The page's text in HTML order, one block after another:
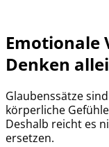
Emotionale
Denken
Glaubenssätze
körperliche
Deshalb reicht es
ersetzen.